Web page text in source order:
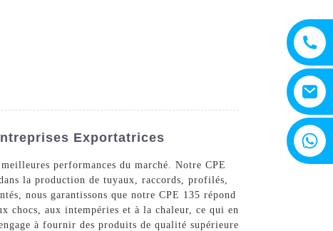
Exportatrices
performances du marché. Notre CPE
la production de tuyaux, raccords, profilés,
nous garantissons que notre CPE 135 répond
chocs, aux intempéries et à la chaleur, ce qui en
à fournir des produits de qualité supérieure